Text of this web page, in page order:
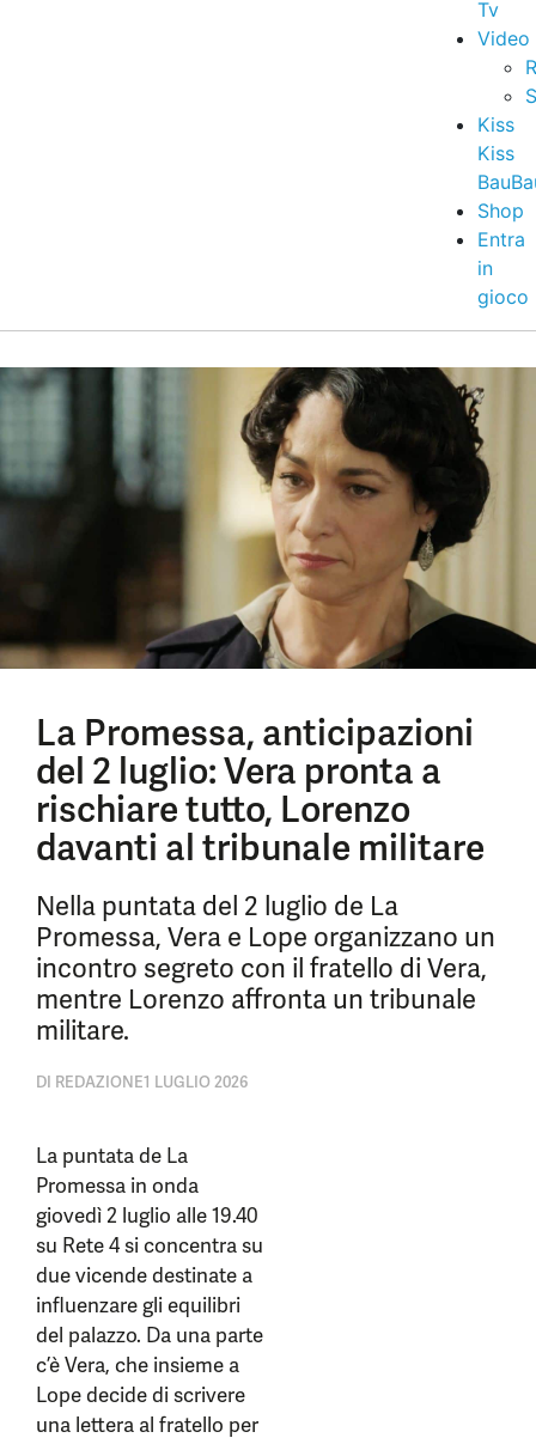
Tv
Video
Kiss
Kiss
Shop
Entra
in
gioco
La Promessa, anticipazioni
del 2 luglio: Vera pronta a
rischiare tutto, Lorenzo
davanti al tribunale militare
Nella puntata del 2 luglio de La
Promessa, Vera e Lope organizzano un
incontro segreto con il fratello di Vera,
mentre Lorenzo affronta un tribunale
militare.
DI REDAZIONE1 LUGLIO 2026
La puntata de La
Promessa in onda
giovedì 2 luglio alle 19.40
su Rete 4 si concentra su
due vicende destinate a
influenzare gli equilibri
del palazzo. Da una parte
c’è Vera, che insieme a
Lope decide di scrivere
una lettera al fratello per